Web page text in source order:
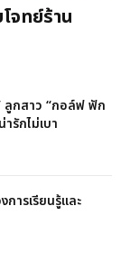
จทย์ร้าน
ลูกสาว “กอล์ฟ ฟัก
รักไม่เบา
ารเรียนรู้และ